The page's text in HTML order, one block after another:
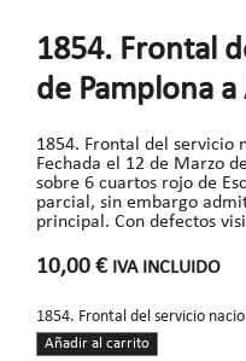
1854. Frontal
de Pamplona a
1854. Frontal del servicio
Fechada el 12 de Marzo
sobre 6 cuartos rojo de
parcial, sin embargo
principal. Con defectos
10,00 € IVA INCLUIDO
1854. Frontal del servicio
Añadir al carrito